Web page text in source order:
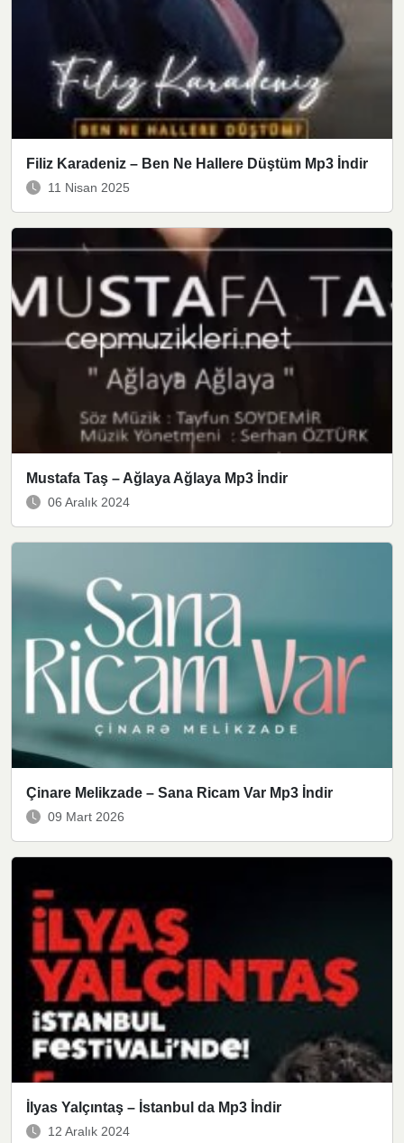
Filiz Karadeniz – Ben Ne Hallere Düştüm Mp3 İndir
11 Nisan 2025
Mustafa Taş – Ağlaya Ağlaya Mp3 İndir
06 Aralık 2024
Çinare Melikzade – Sana Ricam Var Mp3 İndir
09 Mart 2026
İlyas Yalçıntaş – İstanbul da Mp3 İndir
12 Aralık 2024